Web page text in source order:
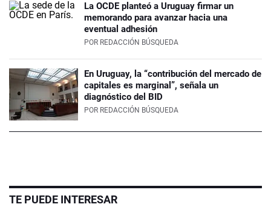
La OCDE planteó a Uruguay firmar un
memorando para avanzar hacia una
eventual adhesión
POR REDACCIÓN BÚSQUEDA
En Uruguay, la “contribución del mercado de
capitales es marginal”, señala un
diagnóstico del BID
POR REDACCIÓN BÚSQUEDA
TE PUEDE INTERESAR